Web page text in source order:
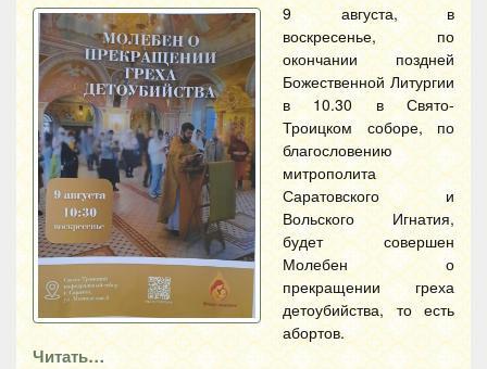
9 августа, в
воскресенье, по
окончании поздней
Божественной Литургии
в 10.30 в Свято-
Троицком соборе, по
благословению
митрополита
Саратовского и
Вольского Игнатия,
будет совершен
Молебен о
прекращении греха
детоубийства, то есть
абортов.
Читать…